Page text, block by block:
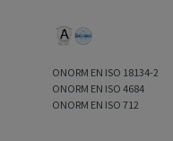
ONORM EN ISO 18134-2
ONORM EN ISO 4684
ONORM EN ISO 712